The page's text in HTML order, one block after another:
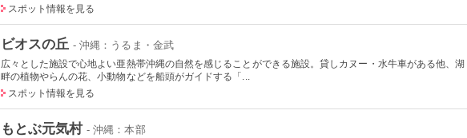
スポット情報を見る
ビオスの丘 - 沖縄：うるま・金武
広々とした施設で心地よい亜熱帯沖縄の自然を感じることができる施設。貸しカヌー・水牛車がある他、湖
畔の植物やらんの花、小動物などを船頭がガイドする「...
スポット情報を見る
もとぶ元気村 - 沖縄：本部